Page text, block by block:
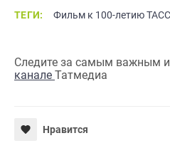
ТЕГИ: Фильм к 100-летию
Следите за самым важным
канале Татмедиа
Нравится